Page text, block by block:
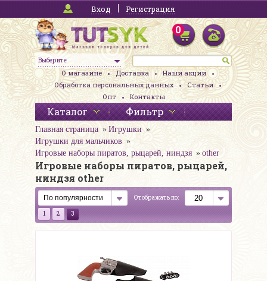
Вход Регистрация
Выберите
0
О магазине Доставка
Наши акции
Обработка персональных данных
Статьи
Опт
Контакты
Каталог Фильтр
Главная страница
Игрушки
Игрушки для мальчиков
Игровые наборы пиратов, рыцарей, ниндзя
other
Игровые наборы пиратов, рыцарей,
ниндзя other
Отображать по:
1 2 3